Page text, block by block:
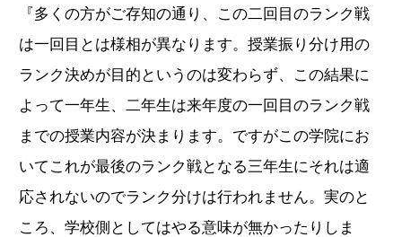
『多くの方がご存知の通り、この二回目のランク戦
は一回目とは様相が異なります。授業振り分け用の
ランク決めが目的というのは変わらず、この結果に
よって一年生、二年生は来年度の一回目のランク戦
までの授業内容が決まります。ですがこの学院にお
いてこれが最後のランク戦となる三年生にそれは適
応されないのでランク分けは行われません。実のと
ころ、学校側としてはやる意味が無かったりしま